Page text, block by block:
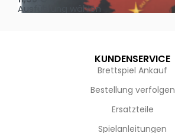
Ausführung wählen
KUNDENSERVICE
Brettspiel Ankauf
Bestellung verfolgen
Ersatzteile
Spielanleitungen